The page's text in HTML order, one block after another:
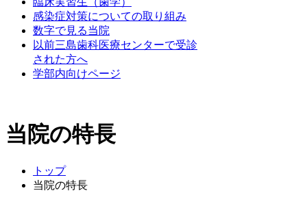
感染症対策についての取り組み
数字で見る当院
以前三島歯科医療センターで受診
された方へ
学部内向けページ
当院の特長
トップ
当院の特長